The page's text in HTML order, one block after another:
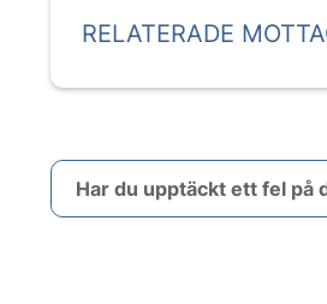
RELATERADE
Har du upptäckt ett fel på